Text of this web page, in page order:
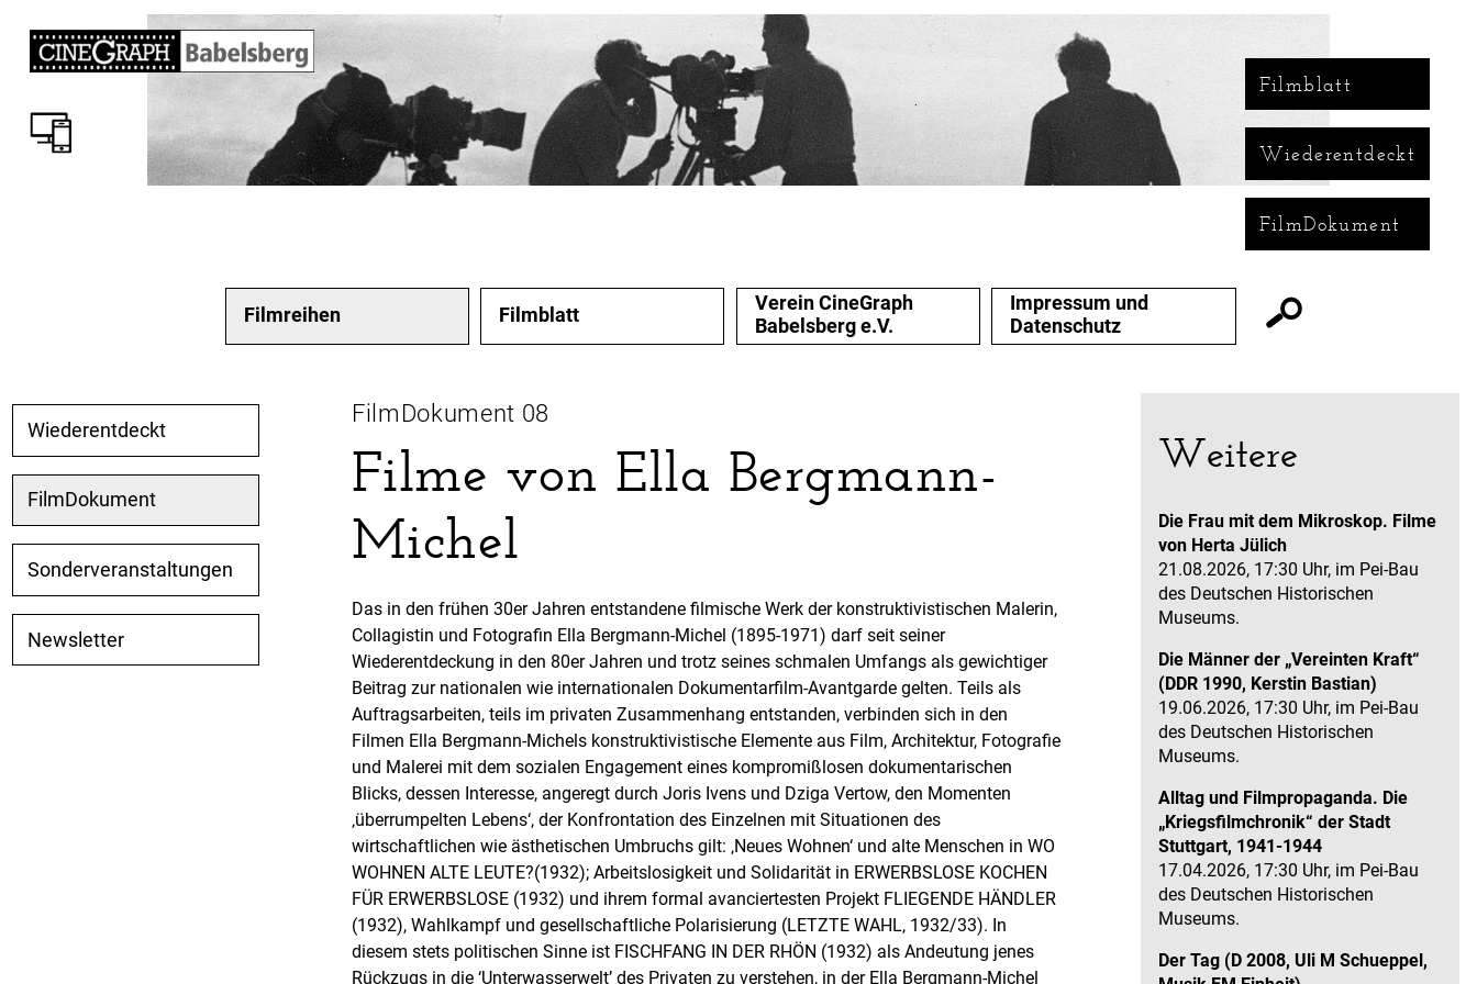
Filmblatt
Wiederentdeckt
FilmDokument
Filmreihen Filmblatt
Verein CineGraph
Babelsberg e.V.
Impressum und
Datenschutz
Wiederentdeckt
FilmDokument
Sonderveranstaltungen
Newsletter
FilmDokument 08
Filme von Ella Bergmann-
Michel
Das in den frühen 30er Jahren entstandene filmische Werk der konstruktivistischen Malerin,
Collagistin und Fotografin Ella Bergmann-Michel (1895-1971) darf seit seiner
Wiederentdeckung in den 80er Jahren und trotz seines schmalen Umfangs als gewichtiger
Beitrag zur nationalen wie internationalen Dokumentarfilm-Avantgarde gelten. Teils als
Auftragsarbeiten, teils im privaten Zusammenhang entstanden, verbinden sich in den
Filmen Ella Bergmann-Michels konstruktivistische Elemente aus Film, Architektur, Fotografie
und Malerei mit dem sozialen Engagement eines kompromißlosen dokumentarischen
Blicks, dessen Interesse, angeregt durch Joris Ivens und Dziga Vertow, den Momenten
‚überrumpelten Lebens‘, der Konfrontation des Einzelnen mit Situationen des
wirtschaftlichen wie ästhetischen Umbruchs gilt: ‚Neues Wohnen‘ und alte Menschen in WO
WOHNEN ALTE LEUTE?(1932); Arbeitslosigkeit und Solidarität in ERWERBSLOSE KOCHEN
FÜR ERWERBSLOSE (1932) und ihrem formal avanciertesten Projekt FLIEGENDE HÄNDLER
(1932), Wahlkampf und gesellschaftliche Polarisierung (LETZTE WAHL, 1932/33). In
diesem stets politischen Sinne ist FISCHFANG IN DER RHÖN (1932) als Andeutung jenes
Rückzugs in die ‘Unterwasserwelt’ des Privaten zu verstehen, in der Ella Bergmann-Michel
Weitere
Die Frau mit dem Mikroskop. Filme
von Herta Jülich
21.08.2026, 17:30 Uhr, im Pei-Bau
des Deutschen Historischen
Museums.
Die Männer der „Vereinten Kraft“
(DDR 1990, Kerstin Bastian)
19.06.2026, 17:30 Uhr, im Pei-Bau
des Deutschen Historischen
Museums.
Alltag und Filmpropaganda. Die
„Kriegsfilmchronik“ der Stadt
Stuttgart, 1941-1944
17.04.2026, 17:30 Uhr, im Pei-Bau
des Deutschen Historischen
Museums.
Der Tag (D 2008, Uli M Schueppel,